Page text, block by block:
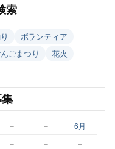
索
ボランティア
ごまつり
花火
– –
6月
– – –